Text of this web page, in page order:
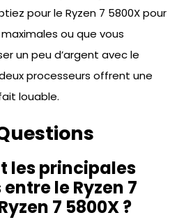
pour le Ryzen 7 5800X pour
ou que vous
un peu d’argent avec le
processeurs offrent une
louable.
les principales
le Ryzen 7
7 5800X ?